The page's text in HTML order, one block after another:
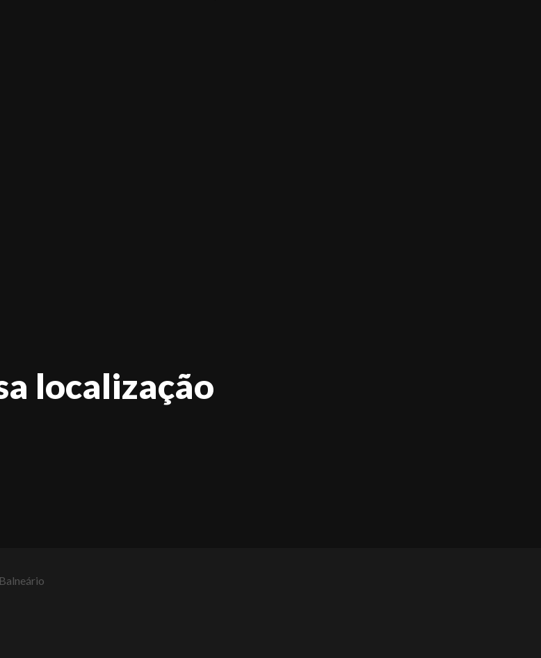
localização